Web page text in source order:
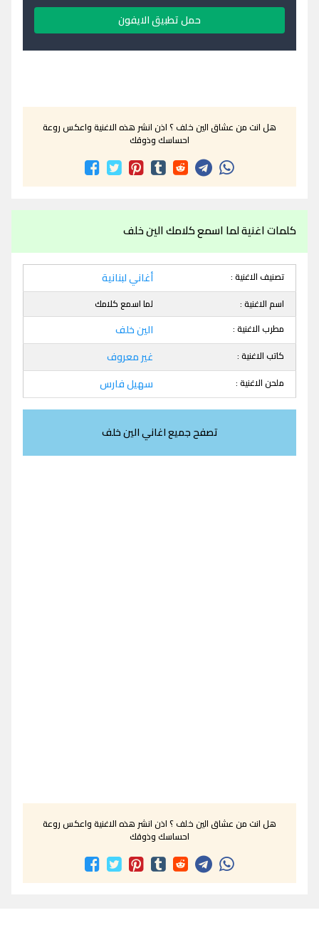
حمل تطبيق الايفون
هل انت من عشاق الين خلف ؟ اذن انشر هذه الاغنية واعكس روعة
احساسك وذوقك
كلمات اغنية لما اسمع كلامك الين خلف
تصنيف الاغنية : أغاني لبنانية
اسم الاغنية :
لما اسمع كلامك
مطرب الاغنية :
الين خلف
كاتب الاغنية : غير معروف
ملحن الاغنية : سهيل فارس
تصفح جميع اغاني الين خلف
هل انت من عشاق الين خلف ؟ اذن انشر هذه الاغنية واعكس روعة
احساسك وذوقك